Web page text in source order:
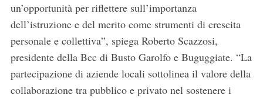
un’opportunità per riflettere sull’importanza
dell’istruzione e del merito come strumenti di crescita
personale e collettiva”, spiega Roberto Scazzosi,
presidente della Bcc di Busto Garolfo e Buguggiate. “La
partecipazione di aziende locali sottolinea il valore della
collaborazione tra pubblico e privato nel sostenere i